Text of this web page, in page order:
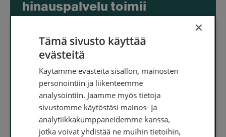
hinauspalvelu toimii
Suomessa
REDGOn raskaan kaluston hinauspalvelu
Pietarsaaressa on erikoistunut auttamaan
suuria ajoneuvoja, kuten kuorma-autoja, linja-
autoja, rekkoja ja muita raskaita ajoneuvoja,
jotka ovat vikaantuneet, joutuneet
onnettomuuteen tai tarvitsevat muuta
avustusta tiellä.
Olit sitten Pietarsaaressa tai muualla
Suomessa, voit olla varma, että saat
×
Tämä sivusto käyttää
evästeitä
Käytämme evästeitä sisällön, mainosten
personointiin ja liikenteemme
analysointiin. Jaamme myös tietoja
sivustomme käytöstäsi mainos- ja
analytiikkakumppaneidemme kanssa,
jotka voivat yhdistää ne muihin tietoihin,